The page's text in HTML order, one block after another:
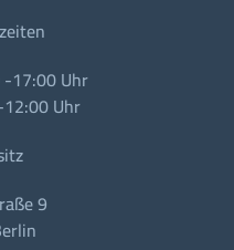
17:00 Uhr
Uhr
9